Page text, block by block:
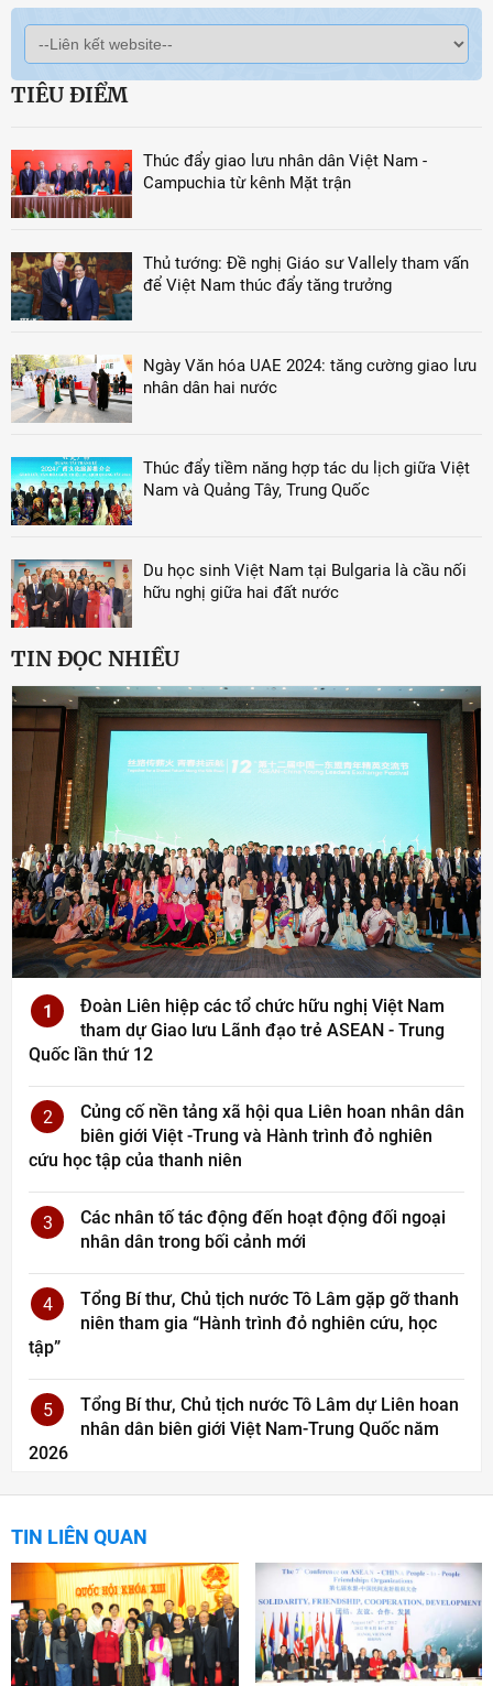
TIÊU ĐIỂM
Thúc đẩy giao lưu nhân dân Việt Nam -
Campuchia từ kênh Mặt trận
Thủ tướng: Đề nghị Giáo sư Vallely tham vấn
để Việt Nam thúc đẩy tăng trưởng
Ngày Văn hóa UAE 2024: tăng cường giao lưu
nhân dân hai nước
Thúc đẩy tiềm năng hợp tác du lịch giữa Việt
Nam và Quảng Tây, Trung Quốc
Du học sinh Việt Nam tại Bulgaria là cầu nối
hữu nghị giữa hai đất nước
TIN ĐỌC NHIỀU
1
Đoàn Liên hiệp các tổ chức hữu nghị Việt Nam
tham dự Giao lưu Lãnh đạo trẻ ASEAN - Trung
Quốc lần thứ 12
2
Củng cố nền tảng xã hội qua Liên hoan nhân dân
biên giới Việt -Trung và Hành trình đỏ nghiên
cứu học tập của thanh niên
3
Các nhân tố tác động đến hoạt động đối ngoại
nhân dân trong bối cảnh mới
4
Tổng Bí thư, Chủ tịch nước Tô Lâm gặp gỡ thanh
niên tham gia “Hành trình đỏ nghiên cứu, học
tập”
5
Tổng Bí thư, Chủ tịch nước Tô Lâm dự Liên hoan
nhân dân biên giới Việt Nam-Trung Quốc năm
2026
TIN LIÊN QUAN